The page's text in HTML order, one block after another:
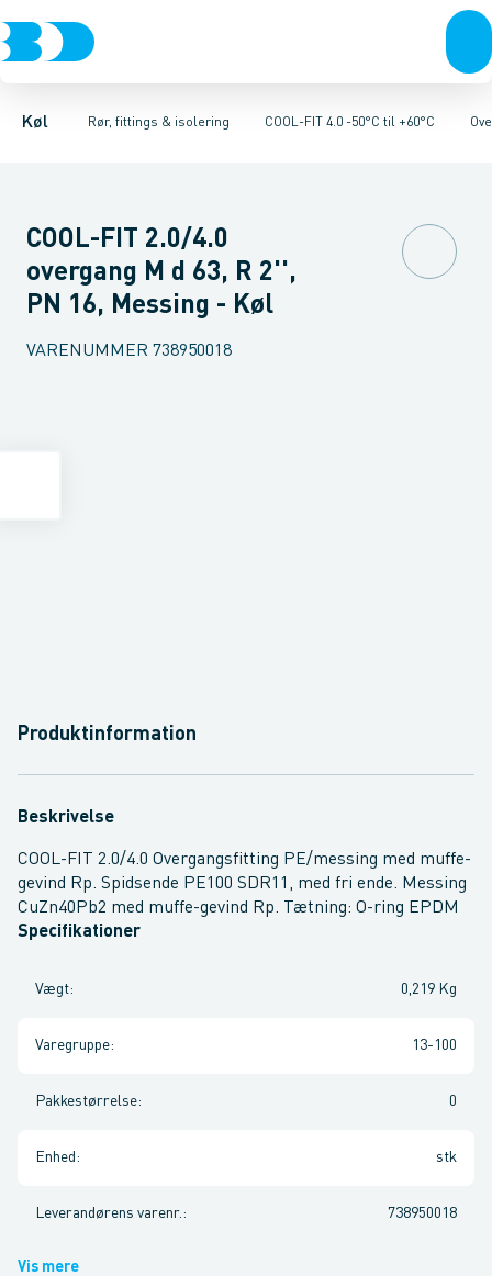
Køl Rør, fittings & isolering
KompressorerKondenseringsaggregaterFordampere
COOL-FIT 4.0 -50°C til +60°C
Kølekobberrør, fittings & tilbehørCOOL-FIT 2.0 0°C til +60°C
Rør 4.0 Bøjninger 90gr. 4.0Bøjninger 45gr. 4.0Vinkler 90gr. 4.0
COOL-FIT 2.0/4.0
overgang M d 63, R 2'',
PN 16, Messing - Køl
VARENUMMER 738950018
Produktinformation
Beskrivelse
COOL-FIT 2.0/4.0 Overgangsfitting PE/messing med muffe-
gevind Rp. Spidsende PE100 SDR11, med fri ende. Messing
CuZn40Pb2 med muffe-gevind Rp. Tætning: O-ring EPDM
Specifikationer
Vægt: 0,219 Kg
Varegruppe: 13-100
Pakkestørrelse: 0
Enhed : stk
Leverandørens varenr. : 738950018
Vis mere